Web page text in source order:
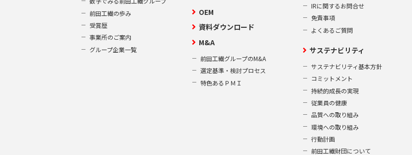
前田工繊の歩み
受賞歴
事業所のご案内
グループ企業一覧
OEM
資料ダウンロード
M&A
前田工繊グループのM&A
選定基準・検討プロセス
特色あるＰＭＩ
IRに関するお問合せ
免責事項
よくあるご質問
サステナビリティ
サステナビリティ基本方針
コミットメント
持続的成長の実現
従業員の健康
品質への取り組み
環境への取り組み
行動計画
前田工繊財団について